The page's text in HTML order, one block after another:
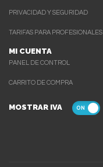
PRIVACIDAD Y SEGURIDAD
TARIFAS PARA PROFESIONALES
MI CUENTA
PANEL DE CONTROL
CARRITO DE COMPRA
MOSTRAR IVA